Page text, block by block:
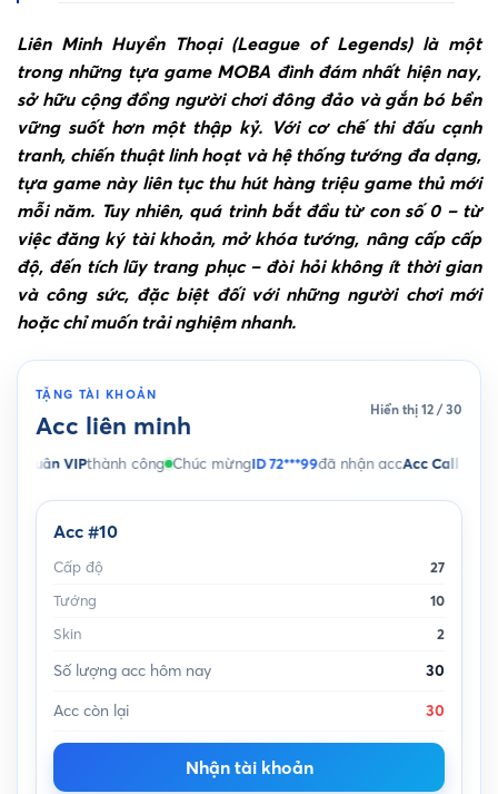
Liên Minh Huyền Thoại (League of Legends) là một
trong những tựa game MOBA đình đám nhất hiện nay,
sở hữu cộng đồng người chơi đông đảo và gắn bó bền
vững suốt hơn một thập kỷ. Với cơ chế thi đấu cạnh
tranh, chiến thuật linh hoạt và hệ thống tướng đa dạng,
tựa game này liên tục thu hút hàng triệu game thủ mới
mỗi năm. Tuy nhiên, quá trình bắt đầu từ con số 0 – từ
việc đăng ký tài khoản, mở khóa tướng, nâng cấp cấp
độ, đến tích lũy trang phục – đòi hỏi không ít thời gian
và công sức, đặc biệt đối với những người chơi mới
hoặc chỉ muốn trải nghiệm nhanh.
TẶNG TÀI KHOẢN
Acc liên minh
thành công Chúc mừngID 72***99đã nhận accAcc Call of Duty Mobile
Hiển thị 12 / 30
Acc #10
Cấp độ
27
Tướng
10
Skin
2
Số lượng acc hôm nay
30
Acc còn lại
30
Nhận tài khoản